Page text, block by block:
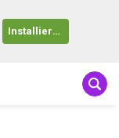
Installieren